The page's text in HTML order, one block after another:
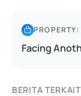
PROPERTY|
Facing
BERITA TERKAIT